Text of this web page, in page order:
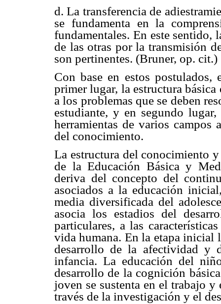
d. La transferencia de
se fundamenta en la
fundamentales. En este sentido,
de las otras por la transmisión
son pertinentes. (Bruner, op. cit.)
Con base en estos
primer lugar, la estructura
a los problemas que se deben
estudiante, y en segundo
herramientas de varios
del conocimiento.
La estructura del conocimiento
de la Educación Básica y
deriva del concepto del
asociados a la educación
media diversificada del
asocia los estadios del
particulares, a las
vida humana. En la etapa inicial
desarrollo de la afectividad y
infancia. La educación del
desarrollo de la cognición
joven se sustenta en el trabajo
través de la investigación y el